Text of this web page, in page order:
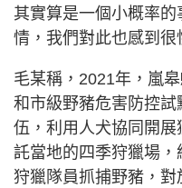
其實算是一個小概率
情，我們對此也感到很
毛某稱，2021年，嵐
和市級野豬危害防控
伍，利用人犬協同開
託當地的四季狩獵場
狩獵隊員抓捕野豬，